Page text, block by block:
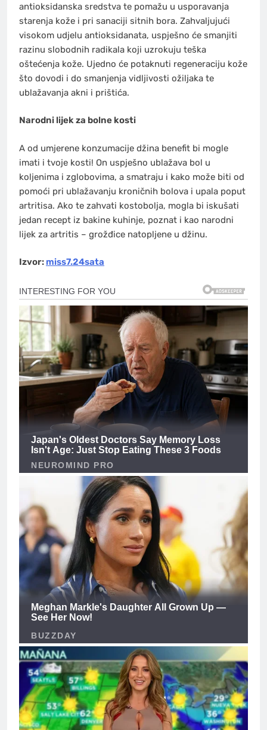
antioksidanska sredstva te pomažu u usporavanja
starenja kože i pri sanaciji sitnih bora. Zahvaljujući
visokom udjelu antioksidanata, uspješno će smanjiti
razinu slobodnih radikala koji uzrokuju teška
oštećenja kože. Ujedno će potaknuti regeneraciju kože
što dovodi i do smanjenja vidljivosti ožiljaka te
ublažavanja akni i prištića.
Narodni lijek za bolne kosti
A od umjerene konzumacije džina benefit bi mogle
imati i tvoje kosti! On uspješno ublažava bol u
koljenima i zglobovima, a smatraju i kako može biti od
pomoći pri ublažavanju kroničnih bolova i upala poput
artritisa. Ako te zahvati kostobolja, mogla bi iskušati
jedan recept iz bakine kuhinje, poznat i kao narodni
lijek za artritis – grožđice natopljene u džinu.
Izvor: miss7.24sata